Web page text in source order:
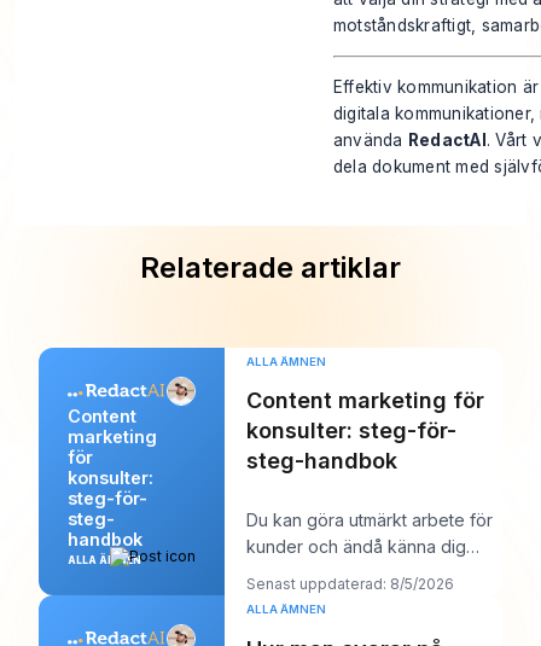
motståndskraftigt,
Effektiv kommunikation
digitala
använda RedactAI . Vårt
dela dokument med
Relaterade artiklar
Content
marketing
för
konsulter:
steg-för-
steg-
handbok
ALLA ÄMNEN
ALLA ÄMNEN
Content marketing för
konsulter: steg-för-
steg-handbok
Du kan göra utmärkt arbete för
kunder och ändå känna dig
märkligt osynlig online. Arbetet
levereras,
Senast uppdaterad: 8/5/2026
ALLA ÄMNEN